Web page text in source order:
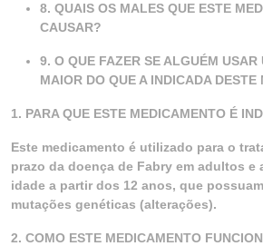
8. QUAIS OS MALES QUE ESTE
CAUSAR?
9. O QUE FAZER SE ALGUÉM USAR
MAIOR DO QUE A INDICADA DESTE
1. PARA QUE ESTE MEDICAMENTO É
Este medicamento é utilizado para o
prazo da doença de Fabry em adultos e
idade a partir dos 12 anos, que
mutações genéticas (alterações).
2. COMO ESTE MEDICAMENTO